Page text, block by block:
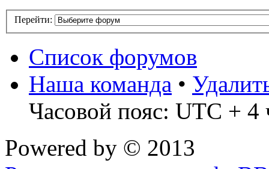
Перейти:
Список форумов
Наша команда •
Часовой пояс: UTC + 4
Powered by © 2013